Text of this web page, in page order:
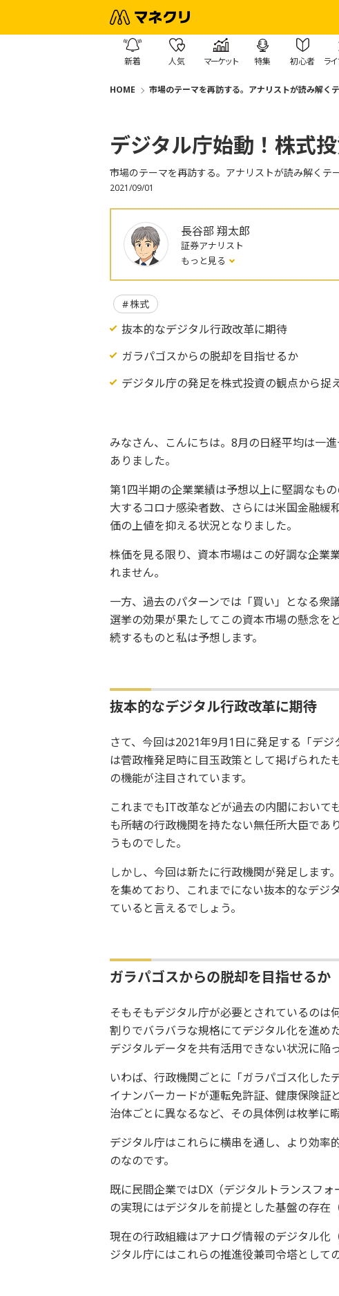
新着 人気 マーケット 特集 初心者 ラ
HOME 市場のテーマを再訪する。アナリストが読み解く
デジタル庁始動！株式
市場のテーマを再訪する。アナリストが読み解くテ
2021/09/01
長谷部 翔太郎
証券アナリスト
もっと見る
株式
抜本的なデジタル行政改革に期待
ガラパゴスからの脱却を目指せるか
デジタル庁の発足を株式投資の観点から捉
みなさん、こんにちは。8月の日経平均は一
ありました。
第1四半期の企業業績は予想以上に堅調なも
大するコロナ感染者数、さらには米国金融緩
価の上値を抑える状況となりました。
株価を見る限り、資本市場はこの好調な企業
れません。
一方、過去のパターンでは「買い」となる衆
選挙の効果が果たしてこの資本市場の懸念を
続するものと私は予想します。
抜本的なデジタル行政改革に期待
さて、今回は2021年9月1日に発足する「デ
は菅政権発足時に目玉政策として掲げられた
の機能が注目されています。
これまでもIT改革などが過去の内閣において
も所轄の行政機関を持たない無任所大臣であ
うものでした。
しかし、今回は新たに行政機関が発足します
を集めており、これまでにない抜本的なデジ
ていると言えるでしょう。
ガラパゴスからの脱却を目指せるか
そもそもデジタル庁が必要とされているの
割りでバラバラな規格にてデジタル化を進め
デジタルデータを共有活用できない状況に陥
いわば、行政機関ごとに「ガラパゴス化した
イナンバーカードが運転免許証、健康保険証
治体ごとに異なるなど、その具体例は枚挙に
デジタル庁はこれらに横串を通し、より効率
のなのです。
既に民間企業ではDX（デジタルトランスフ
の実現にはデジタルを前提とした基盤の存在
現在の行政組織はアナログ情報のデジタル化
ジタル庁にはこれらの推進役兼司令塔として